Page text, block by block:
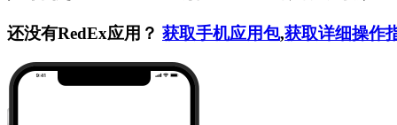
还没有RedEx应用？ 获取手机应用包,获取详细操作